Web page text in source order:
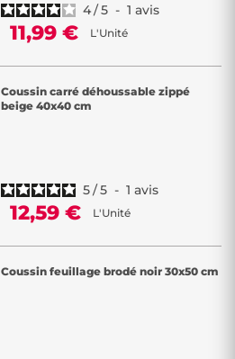
4/5 - 1 avis
11,99 € L'Unité
Coussin carré déhoussable zippé
beige 40x40 cm
5/5 - 1 avis
12,59 € L'Unité
Coussin feuillage brodé noir 30x50 cm